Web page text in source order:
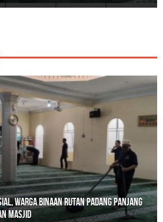
Warga Binaan Rutan Padang Panjang
Masjid